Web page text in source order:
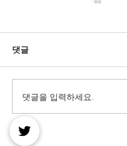
헬로밤 도메인 패턴
페이지
댓글
댓글을 입력하세요.